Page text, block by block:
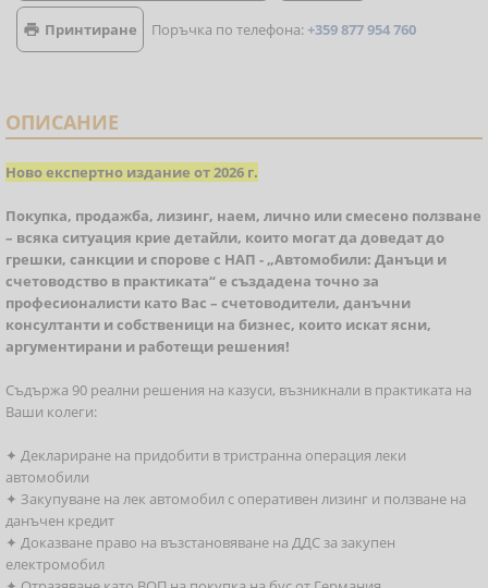
 Принтиране Поръчка по телефона:+359 877 954 760
ОПИСАНИЕ
Ново експертно издание от 2026 г.
Покупка, продажба, лизинг, наем, лично или смесено ползване
– всяка ситуация крие детайли, които могат да доведат до
грешки, санкции и спорове с НАП - „Автомобили: Данъци и
счетоводство в практиката“ е създадена точно за
професионалисти като Вас – счетоводители, данъчни
консултанти и собственици на бизнес, които искат ясни,
аргументирани и работещи решения!
Съдържа 90 реални решения на казуси, възникнали в практиката на
Ваши колеги:
✦ Деклариране на придобити в тристранна операция леки
автомобили
✦ Закупуване на лек автомобил с оперативен лизинг и ползване на
данъчен кредит
✦ Доказване право на възстановяване на ДДС за закупен
електромобил